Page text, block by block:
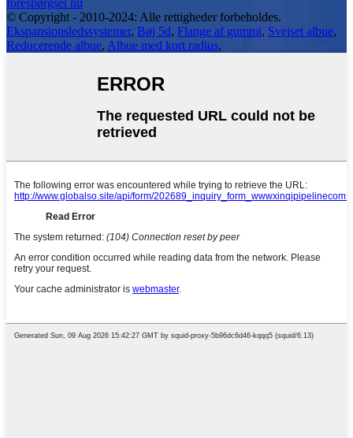
© Copyright - 2010-2024: Alle rettigheder forbeholdes.
Ekspansionsledssystemer, Bøj 5d, Flange af gummi, Svejset albue,
Reducerende albue, Albue med kort radius,